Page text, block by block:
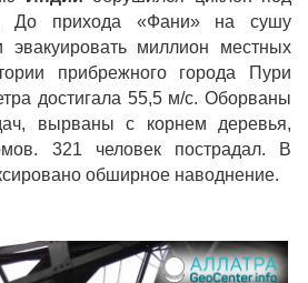
До прихода «Фани» на сушу
эвакуировать миллион местных
прибрежного города Пури
достигала 55,5 м/с. Оборваны
вырваны с корнем деревья,
321 человек пострадал. В
обширное наводнение.